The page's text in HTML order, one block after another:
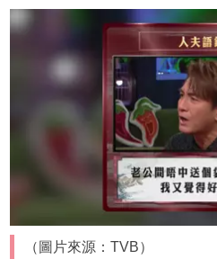
（圖片來源：TVB）